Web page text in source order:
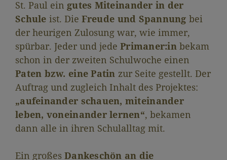
St. Paul ein gutes Miteinander in der
Schule ist. Die Freude und Spannung bei
der heurigen Zulosung war, wie immer,
spürbar. Jeder und jede Primaner:inbekam
schon in der zweiten Schulwoche einen
Paten bzw. eine Patin zur Seite gestellt. Der
Auftrag und zugleich Inhalt des Projektes:
„aufeinander schauen, miteinander
leben, voneinander lernen“, bekamen
dann alle in ihren Schulalltag mit.
Ein großes Dankeschön an die